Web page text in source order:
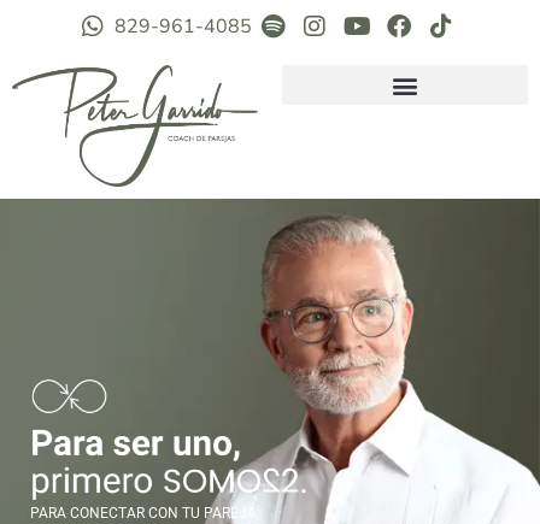
829-961-4085
PARA CONECTAR CON TU PAREJA,